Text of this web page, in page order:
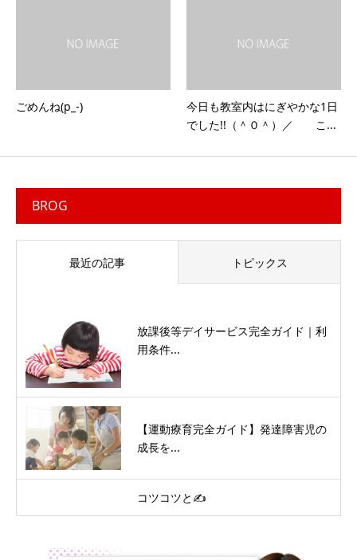
ごめんね(p_-)
今日も教室内はにぎやかな1日
でした!!（＾０＾）／ こ...
BROG
最近の記事 トピックス
放課後等デイサービス完全ガイド｜利
用条件...
【運動療育完全ガイド】発達障害児の
成長を...
コツコツと✍